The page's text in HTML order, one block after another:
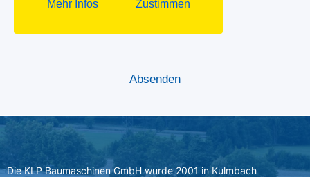
Die KLP Baumaschinen GmbH wurde 2001 in Kulmbach